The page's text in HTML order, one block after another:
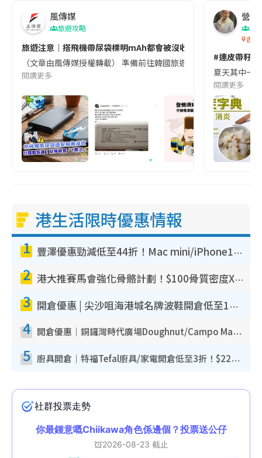
風傳媒
旅遊攻略
旅遊注意｜搭飛機帶尿袋標明mAh都會被沒收😱出發前切記檢查
（文章由風傳媒授權轉載） 準備前往韓國旅遊的民眾，近期要
閱讀更多
營養
香港
#連皮帶籽
夏天其中一
閱讀更多
港生活限時優惠情報
1 豐澤優惠勁減低至44折！Mac mini/iPhone17Pro大減價！廚房家電$220起
2 港大推賽馬會強化骨骼計劃！$100骨質密度X光檢查 完成免費運動訓練送超市禮券！附參加資格
3 開倉優惠 | 尖沙咀海港城名牌波鞋開倉低至1折！On鞋$899起／Joy&Peace鞋履$98起
4 開倉優惠｜銅鑼灣時代廣場Doughnut/Campo Marzio開倉低至1折！背囊、書包、手袋劈價$200起
5 廚具開倉｜特福Tefal廚具/家電開倉低至3折！$220起買平底鍋/炒鑊/湯煲！電飯煲/吸塵機/燙斗$418起